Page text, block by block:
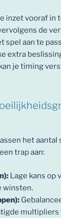
inzet vooraf in
de
spel aan te
extra
je timing
het aantal
trap aan:
Lage kans op
winsten.
multipliers